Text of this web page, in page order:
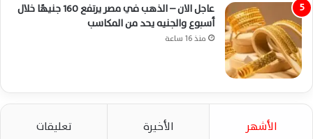
عاجل الان – الذهب في مصر يرتفع 160 جنيهًا خلال
أسبوع والجنيه يحد من المكاسب
منذ 16 ساعة
الأشهر الأخيرة تعليقات